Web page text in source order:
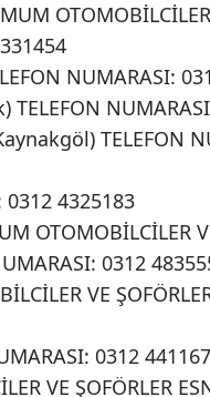
NUMARASI:
TELEFON
TELEFON
0312 4325183
OTOMOBİLCİLER
0312
VE
0312
VE ŞOFÖRLER